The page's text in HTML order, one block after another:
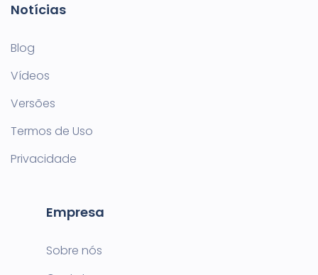
Notícias
Blog
Vídeos
Versões
Termos de Uso
Privacidade
Empresa
Sobre nós